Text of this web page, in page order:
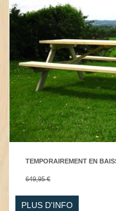
TEMPORAIREMENT EN
649,95 €
PLUS D'INFO